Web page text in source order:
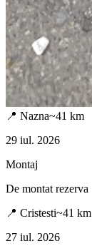
📍 Nazna~41 km
29 iul. 2026
Montaj
De montat rezerva
📍 Cristesti~41 km
27 iul. 2026